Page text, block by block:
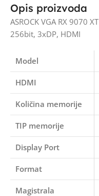
Opis proizvoda
ASROCK VGA RX 9070
256bit, 3xDP, HDMI
Model
HDMI
Količina memorije
TIP memorije
Display Port
Format
Magistrala